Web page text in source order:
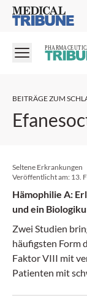
Medical Tribune
BEITRÄGE ZUM
Seltene Erkrankungen
Veröffentlicht am: 13.
Hämophilie A:
und ein
Zwei Studien
häufigsten Form
Faktor VIII mit
Patienten mit